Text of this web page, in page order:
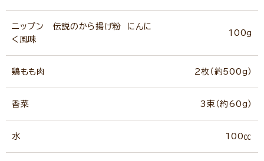
ニップン 伝説のから揚げ粉 にんに
く風味
100g
鶏もも肉 2枚（約500g）
香菜 3束（約60g）
水 100㏄